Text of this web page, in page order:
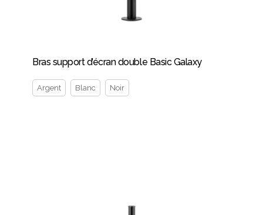
Bras support d’écran double Basic Galaxy
Argent Blanc Noir